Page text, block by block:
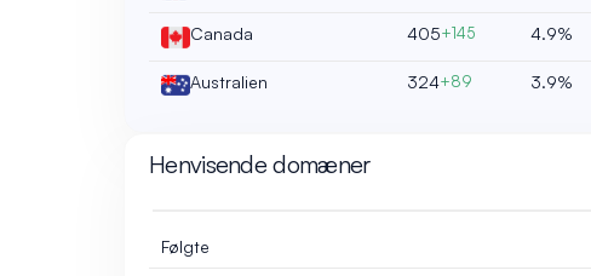
Canada 405+145 4.9%
Australien 324+89 3.9%
Henvisende domæner
Følgte